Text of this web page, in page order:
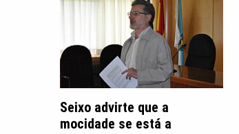
Seixo advirte que a
mocidade se está a